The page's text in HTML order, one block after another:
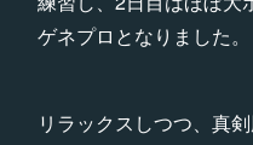
ゲネプロとなりました。
リラックスしつつ、真